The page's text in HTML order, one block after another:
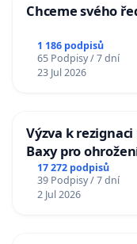
Chceme svého
1 186 podpisů
65 Podpisy / 7 dní
23 Jul 2026
Výzva k rezignaci
Baxy pro
17 272 podpisů
39 Podpisy / 7 dní
2 Jul 2026